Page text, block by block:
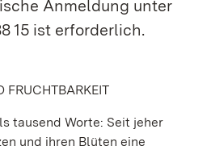
Anmeldung unter
15 ist erforderlich.
FRUCHTBARKEIT
tausend Worte: Seit jeher
und ihren Blüten eine